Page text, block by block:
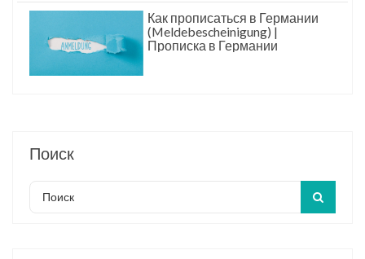
Как прописаться в Германии
(Meldebescheinigung) |
Прописка в Германии
Поиск